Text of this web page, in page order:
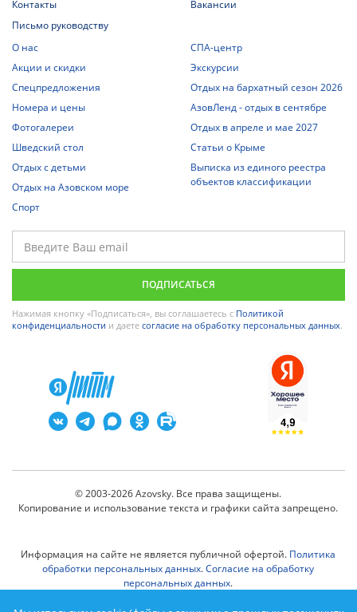
Контакты
Вакансии
Письмо руководству
О нас
Акции и скидки
Спецпредложения
Номера и цены
Фотогалереи
Шведский стол
Отдых с детьми
Отдых на Азовском море
Спорт
СПА-центр
Экскурсии
Отдых на бархатный сезон 2026
АзовЛенд - отдых в сентябре
Отдых в апреле и мае 2027
Статьи о Крыме
Выписка из единого реестра
объектов классификации
Нажимая кнопку «Подписаться», вы соглашаетесь с Политикой
конфиденциальности и даете согласие на обработку персональных данных.
© 2003-2026 Azovsky. Все права защищены.
Копирование и использование текста и графики сайта запрещено.
Информация на сайте не является публичной офертой. Политика
обработки персональных данных.Согласие на обработку
персональных данных.